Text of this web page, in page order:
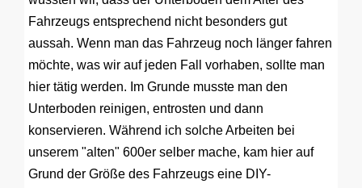
Fahrzeugs entsprechend nicht besonders gut
aussah. Wenn man das Fahrzeug noch länger fahren
möchte, was wir auf jeden Fall vorhaben, sollte man
hier tätig werden. Im Grunde musste man den
Unterboden reinigen, entrosten und dann
konservieren. Während ich solche Arbeiten bei
unserem "alten" 600er selber mache, kam hier auf
Grund der Größe des Fahrzeugs eine DIY-